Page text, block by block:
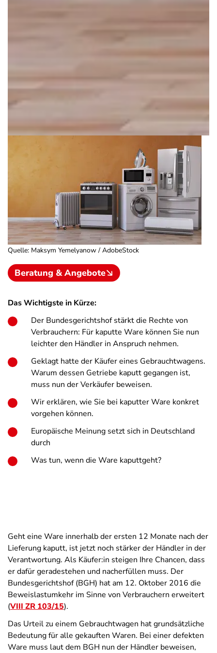
Quelle: Maksym Yemelyanow / AdobeStock
Beratung & Angebote
Das Wichtigste in Kürze:
Der Bundesgerichtshof stärkt die Rechte von
Verbrauchern: Für kaputte Ware können Sie nun
leichter den Händler in Anspruch nehmen.
Geklagt hatte der Käufer eines Gebrauchtwagens.
Warum dessen Getriebe kaputt gegangen ist,
muss nun der Verkäufer beweisen.
Wir erklären, wie Sie bei kaputter Ware konkret
vorgehen können.
Europäische Meinung setzt sich in Deutschland
durch
Was tun, wenn die Ware kaputtgeht?
Geht eine Ware innerhalb der ersten 12 Monate nach der
Lieferung kaputt, ist jetzt noch stärker der Händler in der
Verantwortung. Als Käufer:in steigen Ihre Chancen, dass
er dafür geradestehen und nacherfüllen muss. Der
Bundesgerichtshof (BGH) hat am 12. Oktober 2016 die
Beweislastumkehr im Sinne von Verbrauchern erweitert
(VIII ZR 103/15).
Das Urteil zu einem Gebrauchtwagen hat grundsätzliche
Bedeutung für alle gekauften Waren. Bei einer defekten
Ware muss laut dem BGH nun der Händler beweisen,